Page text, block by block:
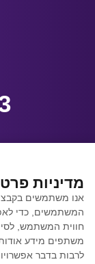
מדיניות
אנו משתמשים בקבצי
המשתמשים, כדי
חווית המשתמש,
משתפים מידע
לרבות בדבר